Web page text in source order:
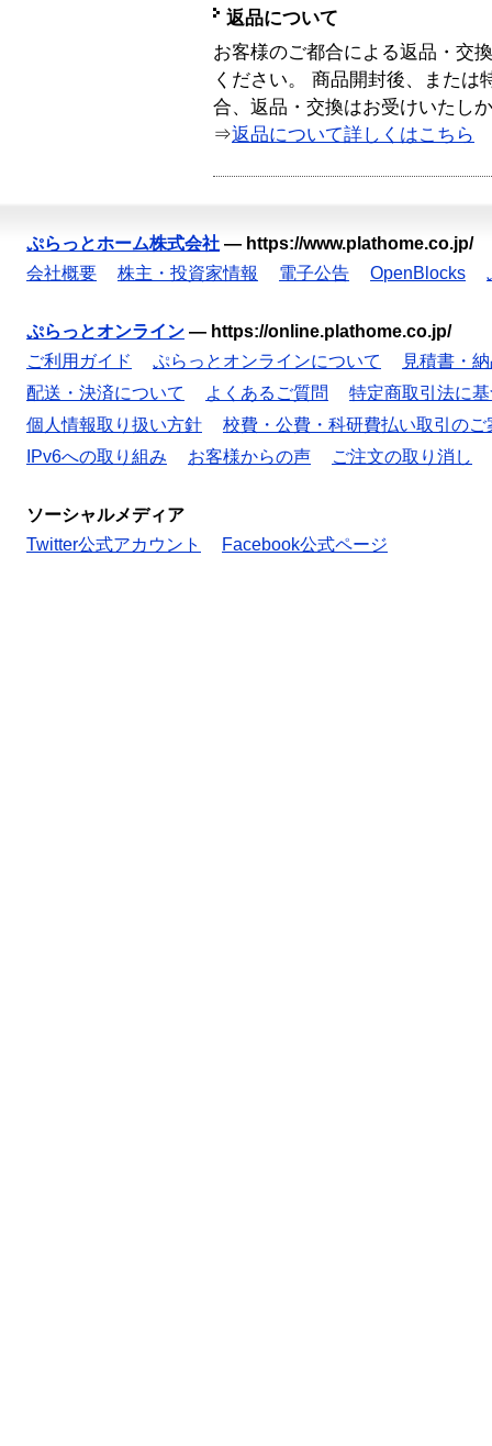
返品について
お客様のご都合による返品・交
ください。 商品開封後、または
合、返品・交換はお受けいたし
⇒返品について詳しくはこちら
ぷらっとホーム株式会社 — https://www.plathome.co.jp/
会社概要
株主・投資家情報 電子公告 OpenBlocks
ぷらっとオンライン — https://online.plathome.co.jp/
ご利用ガイド
ぷらっとオンラインについて
見積書・
配送・決済について
よくあるご質問
特定商取引法に
個人情報取り扱い方針
校費・公費・科研費払い取引のご
IPv6への取り組み
お客様からの声 ご注文の取り消し
ソーシャルメディア
Twitter公式アカウント
Facebook公式ページ